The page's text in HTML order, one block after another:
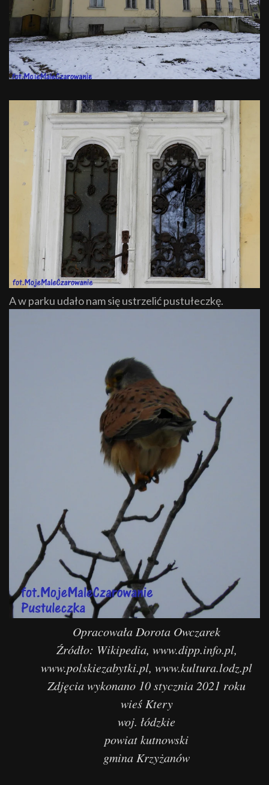
A w parku udało nam się ustrzelić pustułeczkę.
Opracowała Dorota Owczarek
Źródło: Wikipedia, www.dipp.info.pl,
www.polskiezabytki.pl, www.kultura.lodz.pl
Zdjęcia wykonano 10 stycznia 2021 roku
wieś Ktery
woj. łódzkie
powiat kutnowski
gmina Krzyżanów